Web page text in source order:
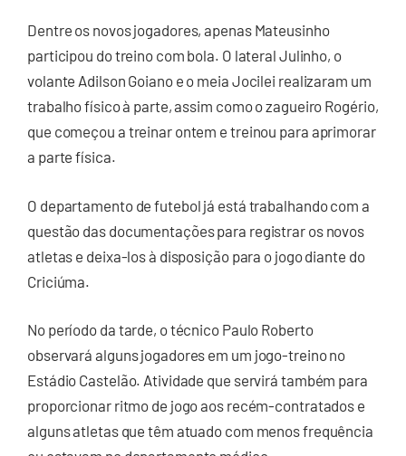
Dentre os novos jogadores, apenas Mateusinho
participou do treino com bola. O lateral Julinho, o
volante Adilson Goiano e o meia Jocilei realizaram um
trabalho físico à parte, assim como o zagueiro Rogério,
que começou a treinar ontem e treinou para aprimorar
a parte física.
O departamento de futebol já está trabalhando com a
questão das documentações para registrar os novos
atletas e deixa-los à disposição para o jogo diante do
Criciúma.
No período da tarde, o técnico Paulo Roberto
observará alguns jogadores em um jogo-treino no
Estádio Castelão. Atividade que servirá também para
proporcionar ritmo de jogo aos recém-contratados e
alguns atletas que têm atuado com menos frequência